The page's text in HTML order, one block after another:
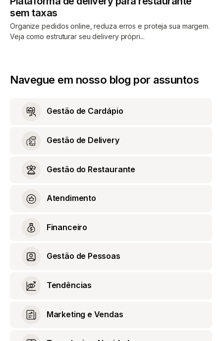
sem taxas
Organize pedidos online, reduza erros e proteja sua margem.
Veja como estruturar seu delivery própri...
Navegue em nosso blog por assuntos
Gestão de Cardápio
Gestão de Delivery
Gestão do Restaurante
Atendimento
Financeiro
Gestão de Pessoas
Tendências
Marketing e Vendas